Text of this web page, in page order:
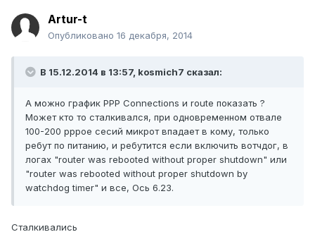
Artur-t
Опубликовано 16 декабря, 2014
В 15.12.2014 в 13:57, kosmich7 сказал:
А можно график PPP Connections и route показать ?
Может кто то сталкивался, при одновременном отвале
100-200 pppoe сесий микрот впадает в кому, только
ребут по питанию, и ребутится если включить вотчдог, в
логах "router was rebooted without proper shutdown" или
"router was rebooted without proper shutdown by
watchdog timer" и все, Ось 6.23.
Сталкивались